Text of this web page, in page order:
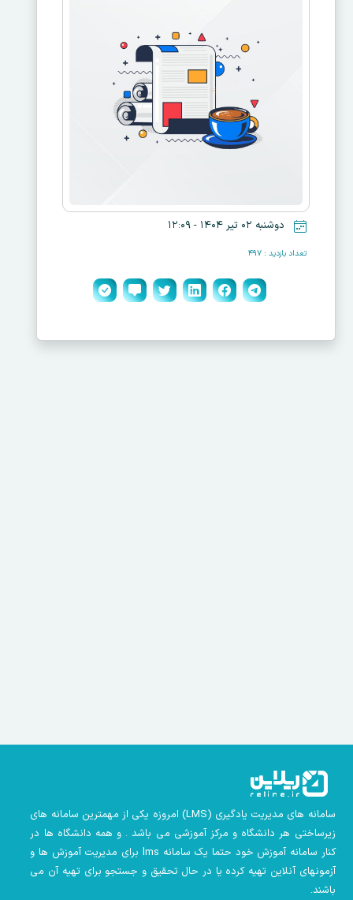
دوشنبه ۰۲ تیر ۱۴۰۴ - ۱۲:۰۹
تعداد بازدید : ۴۹۷
سامانه های مدیریت یادگیری (LMS) امروزه یکی از مهمترین سامانه های
زیرساختی هر دانشگاه و مرکز آموزشی می باشد . و همه دانشگاه ها در
کنار سامانه آموزش خود حتما یک سامانه lms
برای مدیریت آموزش ها و
آزمونهای آنلاین تهیه کرده یا در حال تحقیق و جستجو برای تهیه آن می
باشند.